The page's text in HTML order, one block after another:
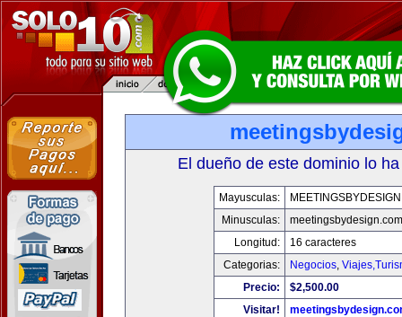
El dueño de este dominio lo
Mayusculas:
Minusculas:
meetingsbydesign.com
Longitud:
16 caracteres
Categorias:
Negocios,
Precio:
$2,500.00
Visitar!